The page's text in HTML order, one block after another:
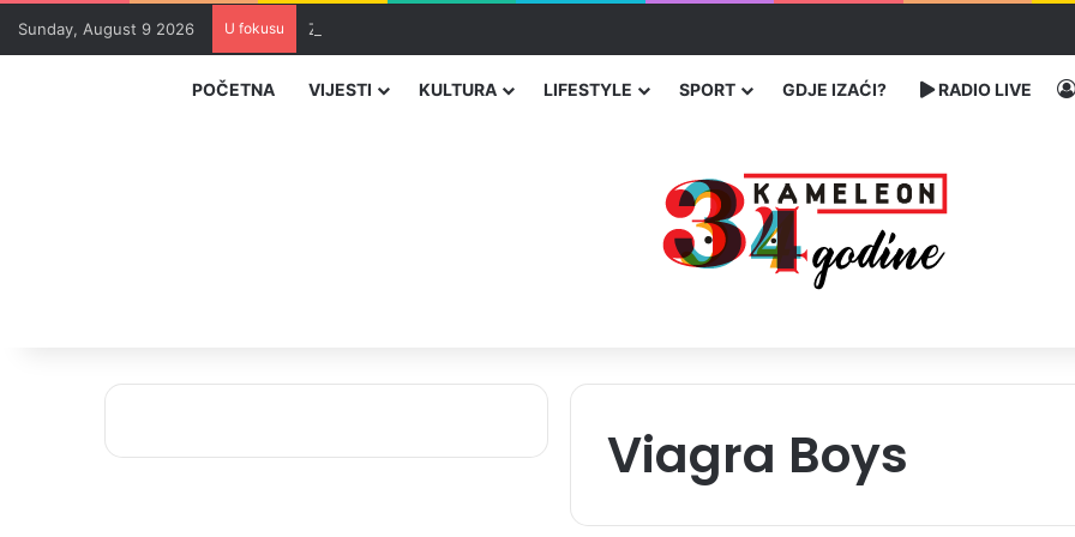
Sunday, August 9 2026 U fokusu Zvizdić, Magazinović i Kojović traže poseban status za Memorijalni centar Srebrenica
POČETNA VIJESTI KULTURA LIFESTYLE SPORT GDJE IZAĆI? RADIO LIVE
Viagra Boys